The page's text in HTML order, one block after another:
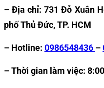
– Địa chỉ: 731 Đỗ Xuân
phố Thủ Đức, TP. HCM
– Hotline: 0986548436 –
– Thời gian làm việc: